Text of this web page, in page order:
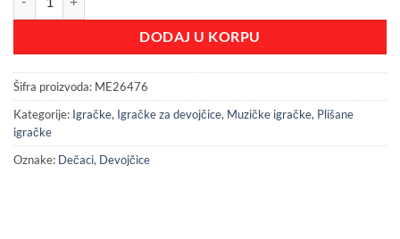
DODAJ U KORPU
Šifra proizvoda: ME26476
Kategorije: Igračke, Igračke za devojčice, Muzičke igračke, Plišane
igračke
Oznake: Dečaci, Devojčice